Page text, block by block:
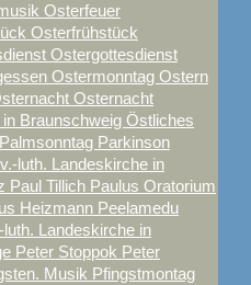
Osterfeuer
Osterfrühstück
Ostergottesdienst
Ostermonntag Ostern
Osternacht
Braunschweig Östliches
Palmsonntag Parkinson
luth. Landeskirche in
Paul Tillich Paulus Oratorium
Heizmann Peelamedu
Landeskirche in
Peter Stoppok Peter
Musik Pfingstmontag